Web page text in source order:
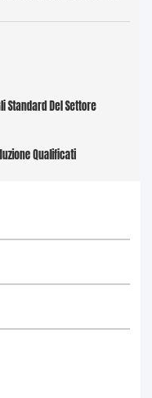
Standard Del Settore
Qualificati